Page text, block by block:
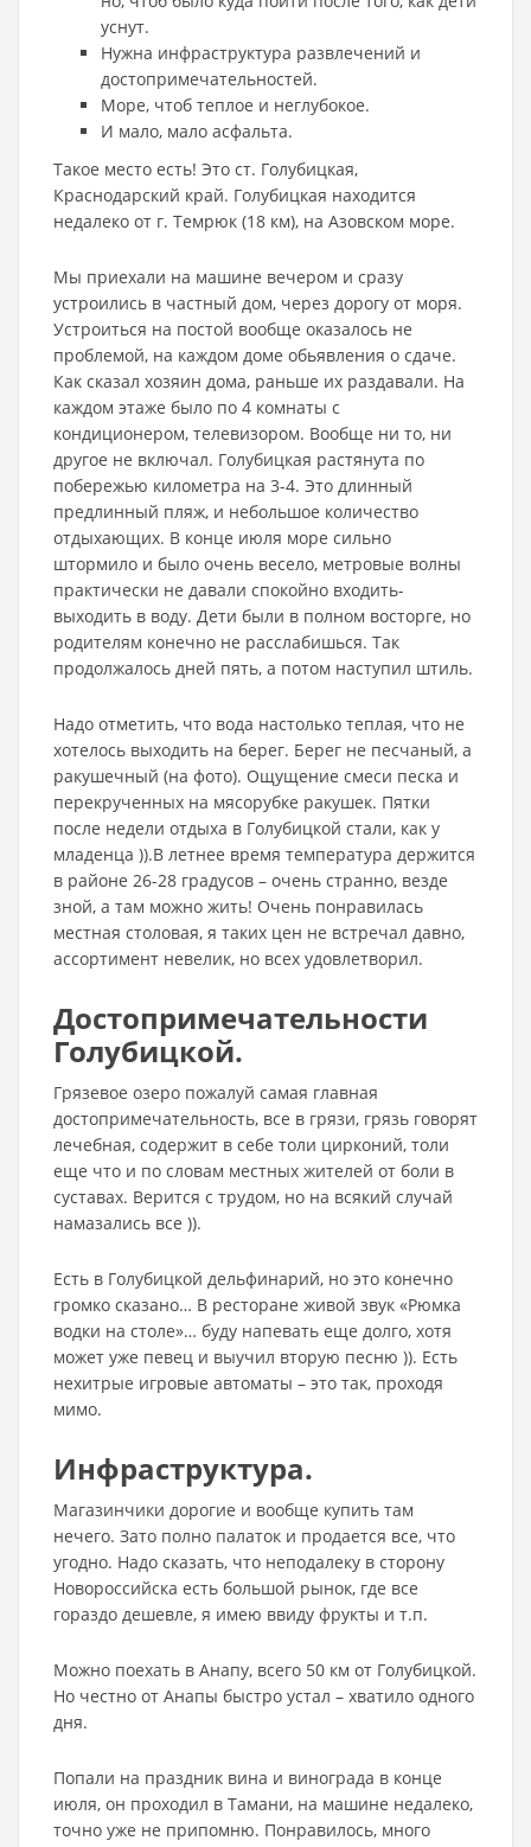
уснут.
Нужна инфраструктура развлечений и
достопримечательностей.
Море, чтоб теплое и неглубокое.
И мало, мало асфальта.
Такое место есть! Это ст. Голубицкая,
Краснодарский край. Голубицкая находится
недалеко от г. Темрюк (18 км), на Азовском море.
Мы приехали на машине вечером и сразу
устроились в частный дом, через дорогу от моря.
Устроиться на постой вообще оказалось не
проблемой, на каждом доме обьявления о сдаче.
Как сказал хозяин дома, раньше их раздавали. На
каждом этаже было по 4 комнаты с
кондиционером, телевизором. Вообще ни то, ни
другое не включал. Голубицкая растянута по
побережью километра на 3-4. Это длинный
предлинный пляж, и небольшое количество
отдыхающих. В конце июля море сильно
штормило и было очень весело, метровые волны
практически не давали спокойно входить-
выходить в воду. Дети были в полном восторге, но
родителям конечно не расслабишься. Так
продолжалось дней пять, а потом наступил штиль.
Надо отметить, что вода настолько теплая, что не
хотелось выходить на берег. Берег не песчаный, а
ракушечный (на фото). Ощущение смеси песка и
перекрученных на мясорубке ракушек. Пятки
после недели отдыха в Голубицкой стали, как у
младенца )).В летнее время температура держится
в районе 26-28 градусов – очень странно, везде
зной, а там можно жить! Очень понравилась
местная столовая, я таких цен не встречал давно,
ассортимент невелик, но всех удовлетворил.
Достопримечательности
Голубицкой.
Грязевое озеро пожалуй самая главная
достопримечательность, все в грязи, грязь говорят
лечебная, содержит в себе толи цирконий, толи
еще что и по словам местных жителей от боли в
суставах. Верится с трудом, но на всякий случай
намазались все )).
Есть в Голубицкой дельфинарий, но это конечно
громко сказано… В ресторане живой звук «Рюмка
водки на столе»… буду напевать еще долго, хотя
может уже певец и выучил вторую песню )). Есть
нехитрые игровые автоматы – это так, проходя
мимо.
Инфраструктура.
Магазинчики дорогие и вообще купить там
нечего. Зато полно палаток и продается все, что
угодно. Надо сказать, что неподалеку в сторону
Новороссийска есть большой рынок, где все
гораздо дешевле, я имею ввиду фрукты и т.п.
Можно поехать в Анапу, всего 50 км от Голубицкой.
Но честно от Анапы быстро устал – хватило одного
дня.
Попали на праздник вина и винограда в конце
июля, он проходил в Тамани, на машине недалеко,
точно уже не припомню. Понравилось, много